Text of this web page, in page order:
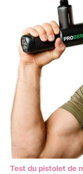
Test du pistolet de